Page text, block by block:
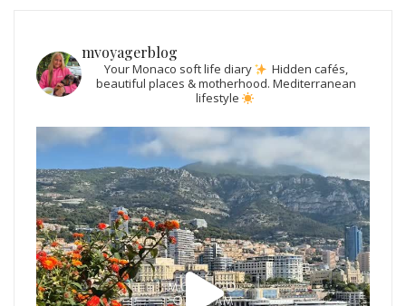
mvoyagerblog
Your Monaco soft life diary
Hidden cafés,
beautiful places & motherhood. Mediterranean
lifestyle